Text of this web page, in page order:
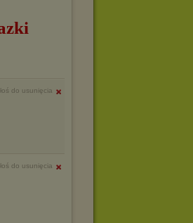
do usunięcia
do usunięcia